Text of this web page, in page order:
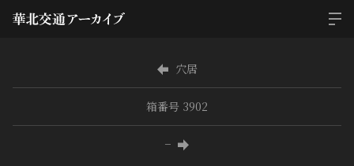
穴居
箱番号 3902
−